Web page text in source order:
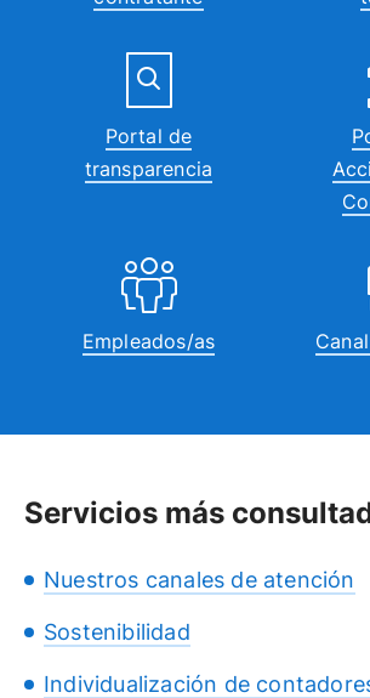
Portal de
transparencia
Empleados/as
Servicios más
Nuestros canales de atención
Sostenibilidad
Individualización de